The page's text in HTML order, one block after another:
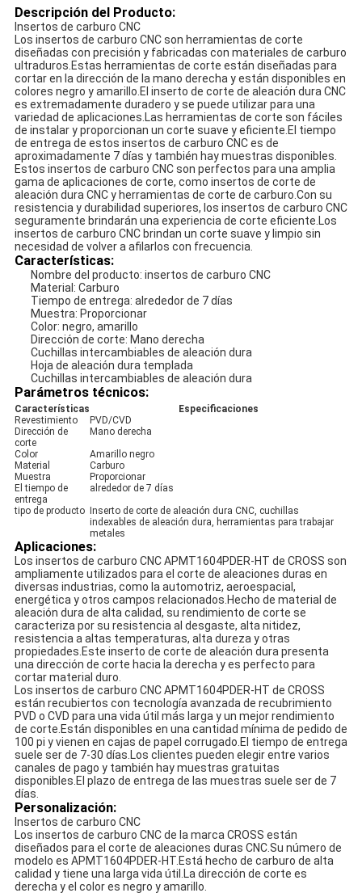
Descripción del Producto:
Insertos de carburo CNC
Los insertos de carburo CNC son herramientas de corte
diseñadas con precisión y fabricadas con materiales de carburo
ultraduros.Estas herramientas de corte están diseñadas para
cortar en la dirección de la mano derecha y están disponibles en
colores negro y amarillo.El inserto de corte de aleación dura CNC
es extremadamente duradero y se puede utilizar para una
variedad de aplicaciones.Las herramientas de corte son fáciles
de instalar y proporcionan un corte suave y eficiente.El tiempo
de entrega de estos insertos de carburo CNC es de
aproximadamente 7 días y también hay muestras disponibles.
Estos insertos de carburo CNC son perfectos para una amplia
gama de aplicaciones de corte, como insertos de corte de
aleación dura CNC y herramientas de corte de carburo.Con su
resistencia y durabilidad superiores, los insertos de carburo CNC
seguramente brindarán una experiencia de corte eficiente.Los
insertos de carburo CNC brindan un corte suave y limpio sin
necesidad de volver a afilarlos con frecuencia.
Características:
Nombre del producto: insertos de carburo CNC
Material: Carburo
Tiempo de entrega: alrededor de 7 días
Muestra: Proporcionar
Color: negro, amarillo
Dirección de corte: Mano derecha
Cuchillas intercambiables de aleación dura
Hoja de aleación dura templada
Cuchillas intercambiables de aleación dura
Parámetros técnicos:
Características
Especificaciones
Revestimiento
PVD/CVD
Dirección de
corte
Mano derecha
Color
Amarillo negro
Material
Carburo
Muestra
Proporcionar
El tiempo de
entrega
alrededor de 7 días
tipo de producto
Inserto de corte de aleación dura CNC, cuchillas
indexables de aleación dura, herramientas para trabajar
metales
Aplicaciones:
Los insertos de carburo CNC APMT1604PDER-HT de CROSS son
ampliamente utilizados para el corte de aleaciones duras en
diversas industrias, como la automotriz, aeroespacial,
energética y otros campos relacionados.Hecho de material de
aleación dura de alta calidad, su rendimiento de corte se
caracteriza por su resistencia al desgaste, alta nitidez,
resistencia a altas temperaturas, alta dureza y otras
propiedades.Este inserto de corte de aleación dura presenta
una dirección de corte hacia la derecha y es perfecto para
cortar material duro.
Los insertos de carburo CNC APMT1604PDER-HT de CROSS
están recubiertos con tecnología avanzada de recubrimiento
PVD o CVD para una vida útil más larga y un mejor rendimiento
de corte.Están disponibles en una cantidad mínima de pedido de
100 pi y vienen en cajas de papel corrugado.El tiempo de entrega
suele ser de 7-30 días.Los clientes pueden elegir entre varios
canales de pago y también hay muestras gratuitas
disponibles.El plazo de entrega de las muestras suele ser de 7
días.
Personalización:
Insertos de carburo CNC
Los insertos de carburo CNC de la marca CROSS están
diseñados para el corte de aleaciones duras CNC.Su número de
modelo es APMT1604PDER-HT.Está hecho de carburo de alta
calidad y tiene una larga vida útil.La dirección de corte es
derecha y el color es negro y amarillo.